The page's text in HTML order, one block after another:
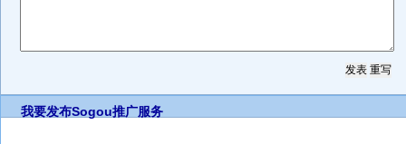
我要发布Sogou推广服务